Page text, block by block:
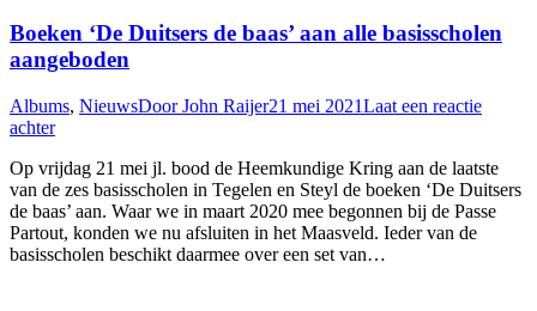
Boeken ‘De Duitsers de baas’ aan alle basisscholen
aangeboden
Albums, NieuwsDoorJohn Raijer21 mei 2021Laat een reactie
achter
Op vrijdag 21 mei jl. bood de Heemkundige Kring aan de laatste
van de zes basisscholen in Tegelen en Steyl de boeken ‘De Duitsers
de baas’ aan. Waar we in maart 2020 mee begonnen bij de Passe
Partout, konden we nu afsluiten in het Maasveld. Ieder van de
basisscholen beschikt daarmee over een set van…